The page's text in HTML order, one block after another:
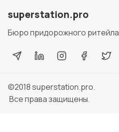
superstation.pro
Бюро придорожного ритейла
©2018superstation.pro.
Все права защищены.